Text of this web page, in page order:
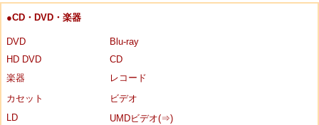
●CD・DVD・楽器
DVD
Blu-ray
HD DVD
CD
楽器
レコード
カセット
ビデオ
LD
UMDビデオ(⇒)